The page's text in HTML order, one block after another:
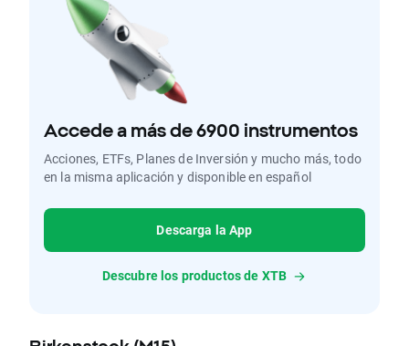
Accede a más de 6900 instrumentos
Acciones, ETFs, Planes de Inversión y mucho más, todo
en la misma aplicación y disponible en español
Descarga la App
Descubre los productos de XTB